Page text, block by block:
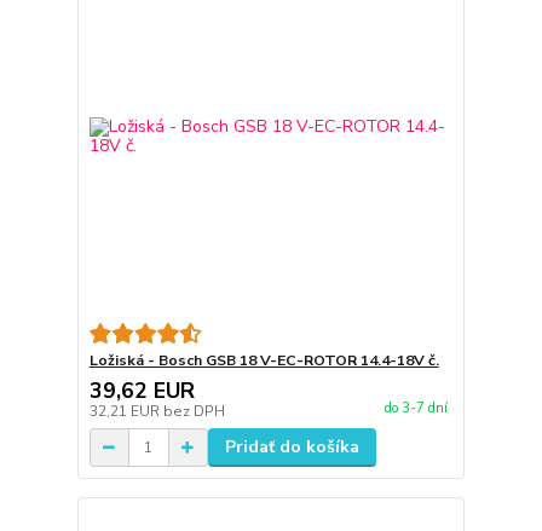
Ložiská - Bosch GSB 18 V-EC-ROTOR 14.4-18V č.
39,62 EUR
32,21 EUR bez DPH do 3-7 dní
Pridať do košíka